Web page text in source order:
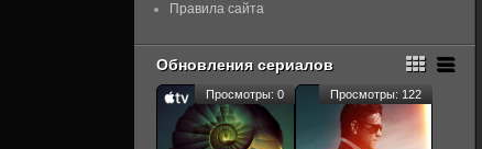
Правила сайта
Обновления сериалов
Просмотры: 0 Просмотры: 122